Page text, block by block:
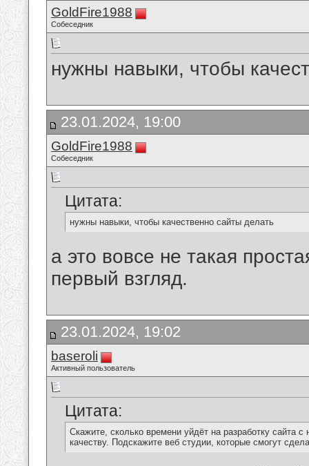
GoldFire1988
Собеседник
нужны навыки, чтобы
23.01.2024, 19:00
GoldFire1988
Собеседник
Цитата:
нужны навыки, чтобы качественно сайты делать
а это вовсе не такая
первый взгляд.
23.01.2024, 19:02
baseroli
Активный пользователь
Цитата:
Скажите, сколько времени уйдёт на разработку сайта
качеству. Подскажите веб студии, которые смогут